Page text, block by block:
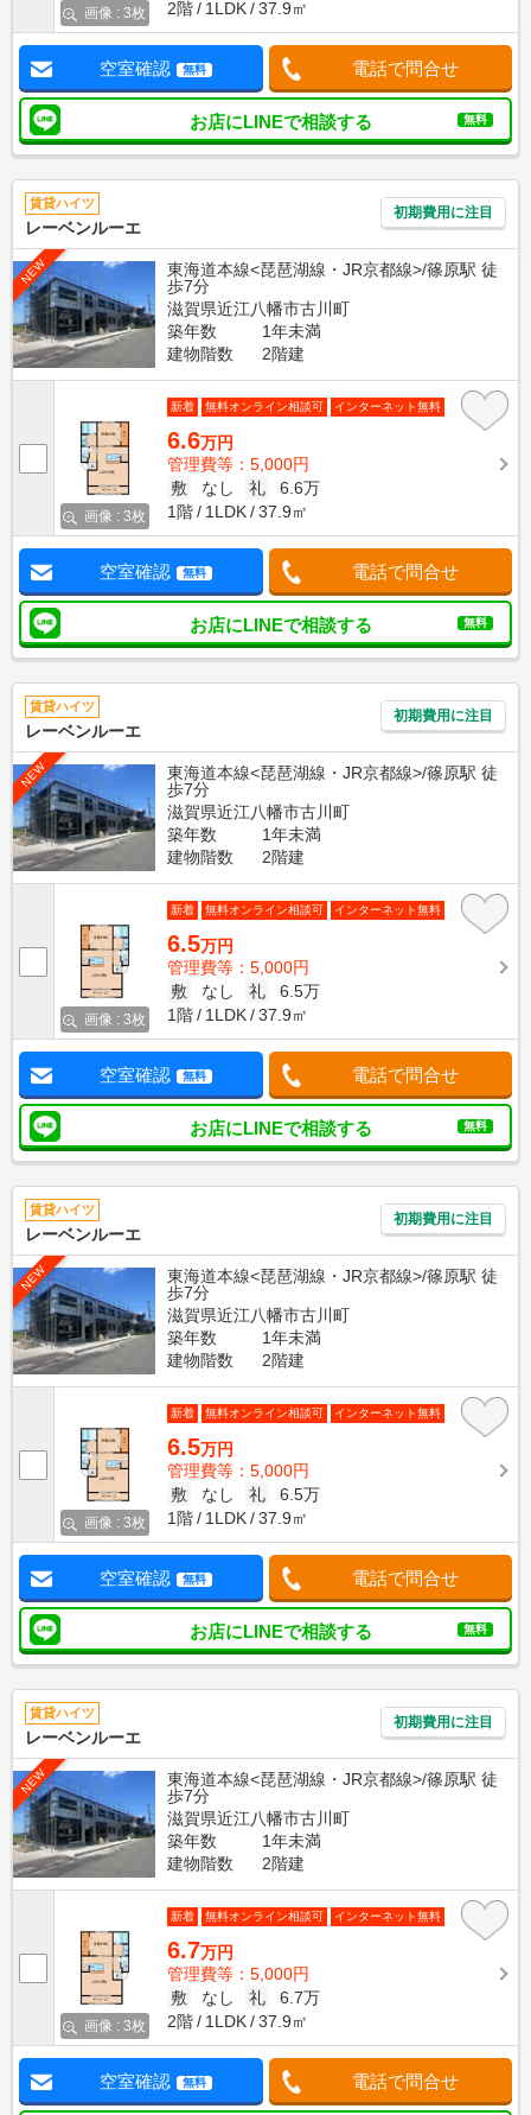
画像 : 3枚 2階 1LDK 37.9㎡
空室確認 無料 電話で問合せ
お店にLINEで相談する 無料
賃貸ハイツ
レーベンルーエ
初期費用に注目
NEW
東海道本線<琵琶湖線・JR京都線>/篠原駅 徒
歩7分
滋賀県近江八幡市古川町
築年数
1年未満
建物階数
2階建
画像 : 3枚
新着 無料オンライン相談可 インターネット無料
6.6万円
管理費等：5,000円
敷
なし 礼
6.6万
1階
1LDK 37.9㎡
空室確認 無料 電話で問合せ
お店にLINEで相談する 無料
賃貸ハイツ
レーベンルーエ
初期費用に注目
NEW
東海道本線<琵琶湖線・JR京都線>/篠原駅 徒
歩7分
滋賀県近江八幡市古川町
築年数
1年未満
建物階数
2階建
画像 : 3枚
新着 無料オンライン相談可 インターネット無料
6.5万円
管理費等：5,000円
敷
なし 礼
6.5万
1階
1LDK 37.9㎡
空室確認 無料 電話で問合せ
お店にLINEで相談する 無料
賃貸ハイツ
レーベンルーエ
初期費用に注目
NEW
東海道本線<琵琶湖線・JR京都線>/篠原駅 徒
歩7分
滋賀県近江八幡市古川町
築年数
1年未満
建物階数
2階建
画像 : 3枚
新着 無料オンライン相談可 インターネット無料
6.5万円
管理費等：5,000円
敷
なし 礼
6.5万
1階
1LDK 37.9㎡
空室確認 無料 電話で問合せ
お店にLINEで相談する 無料
賃貸ハイツ
レーベンルーエ
初期費用に注目
NEW
東海道本線<琵琶湖線・JR京都線>/篠原駅 徒
歩7分
滋賀県近江八幡市古川町
築年数
1年未満
建物階数
2階建
画像 : 3枚
新着 無料オンライン相談可 インターネット無料
6.7万円
管理費等：5,000円
敷
なし 礼
6.7万
2階
1LDK 37.9㎡
空室確認 無料 電話で問合せ